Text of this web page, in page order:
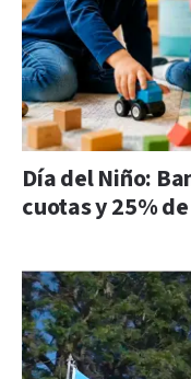
Día del Niño:
cuotas y 25%